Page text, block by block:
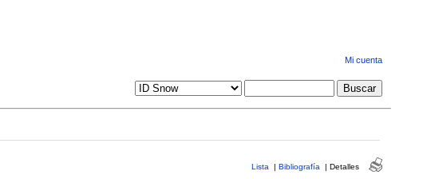
Mi cuenta
Lista | Bibliografía | Detalles